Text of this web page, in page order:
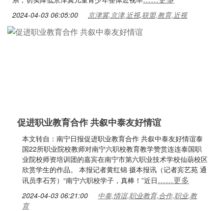
2024-04-03 06:05:00 京津冀,京津,近视,联盟,教育,近视
促进职业教育合作 共叙中泰友好情谊
本文转自：南宁日报促进职业教育合作 共叙中泰友好情谊泰
国22所职业院校教师对南宁六职校教育教学赞赏连连泰国职
业院校师资培训团的嘉宾在南宁市第六职业技术学校仙葫校区
欣赏学生的作品。 本报记者黄红锦 摄本报讯（记者宾艺苑 通
讯员李石芳）“南宁六职校学子，真棒！”近日……更多
2024-04-03 06:21:00
中泰,情谊,职业教育,合作,职业,教
育